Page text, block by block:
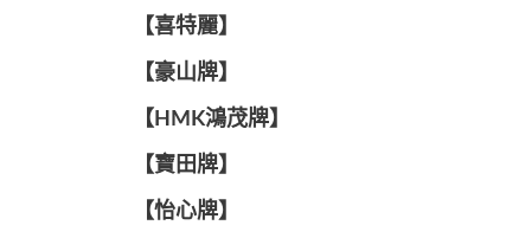
【喜特麗】
【豪山牌】
【HMK鴻茂牌】
【寶田牌】
️【怡心牌】️